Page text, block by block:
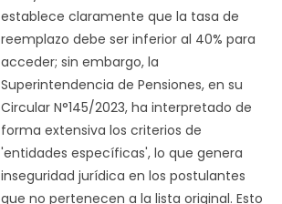
establece claramente que la tasa de
reemplazo debe ser inferior al 40% para
acceder; sin embargo, la
Superintendencia de Pensiones, en su
Circular N°145/2023, ha interpretado de
forma extensiva los criterios de
'entidades específicas', lo que genera
inseguridad jurídica en los postulantes
que no pertenecen a la lista original. Esto